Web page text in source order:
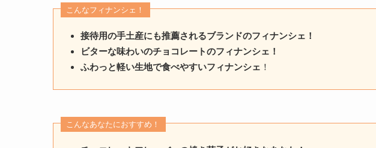
こんなフィナンシェ！
接待用の手土産にも推薦されるブランドのフィナンシェ！
ビターな味わいのチョコレートのフィナンシェ！
ふわっと軽い生地で食べやすいフィナンシェ ！
こんなあなたにおすすめ！